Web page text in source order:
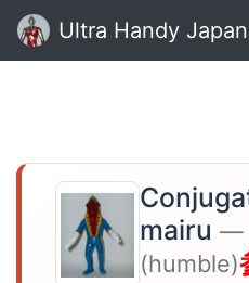
Ultra Handy
mairu —
(humble)